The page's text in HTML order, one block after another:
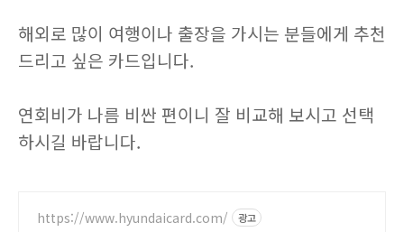
해외로 많이 여행이나 출장을 가시는 분들에게 추천
드리고 싶은 카드입니다.
연회비가 나름 비싼 편이니 잘 비교해 보시고 선택
하시길 바랍니다.
https://www.hyundaicard.com/ 광고